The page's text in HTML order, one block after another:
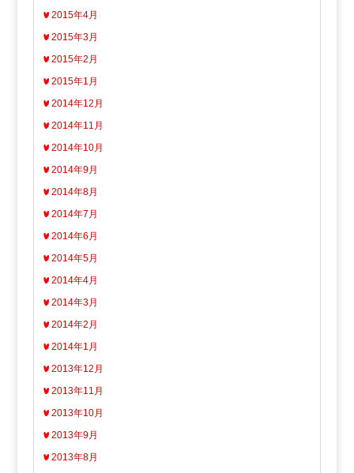
2015年4月
2015年3月
2015年2月
2015年1月
2014年12月
2014年11月
2014年10月
2014年9月
2014年8月
2014年7月
2014年6月
2014年5月
2014年4月
2014年3月
2014年2月
2014年1月
2013年12月
2013年11月
2013年10月
2013年9月
2013年8月